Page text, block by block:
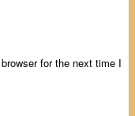
for the next time I